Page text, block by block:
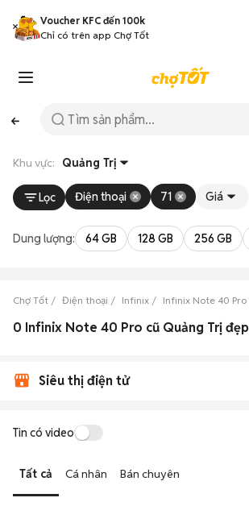
Voucher KFC đến 100k
Chỉ có trên app Chợ Tốt
Khu vực: Quảng Trị
Lọc Điện thoại 71 Giá
Dung lượng: 64 GB 128 GB 256 GB
Chợ Tốt Điện thoại Infinix Infinix Note 40 Pro
0 Infinix Note 40 Pro cũ Quảng Trị đẹp
Siêu thị điện tử
Tin có video
Tất cả Cá nhân Bán chuyên